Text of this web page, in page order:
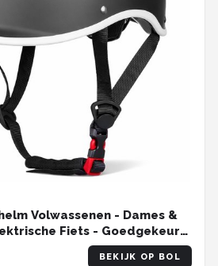
Volwassenen - Dames &
Fiets - Goedgekeurd
BEKIJK OP BOL